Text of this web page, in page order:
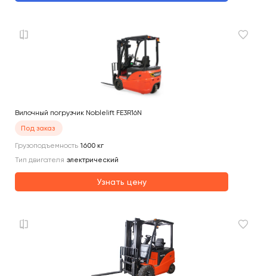
Вилочный погрузчик Noblelift FE3R16N
Под заказ
Грузоподъемность 1600 кг
Тип двигателя электрический
Узнать цену